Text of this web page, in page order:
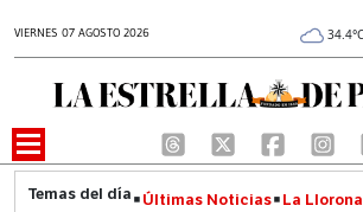
VIERNES 07 AGOSTO 2026
Últimas Noticias La Llorona